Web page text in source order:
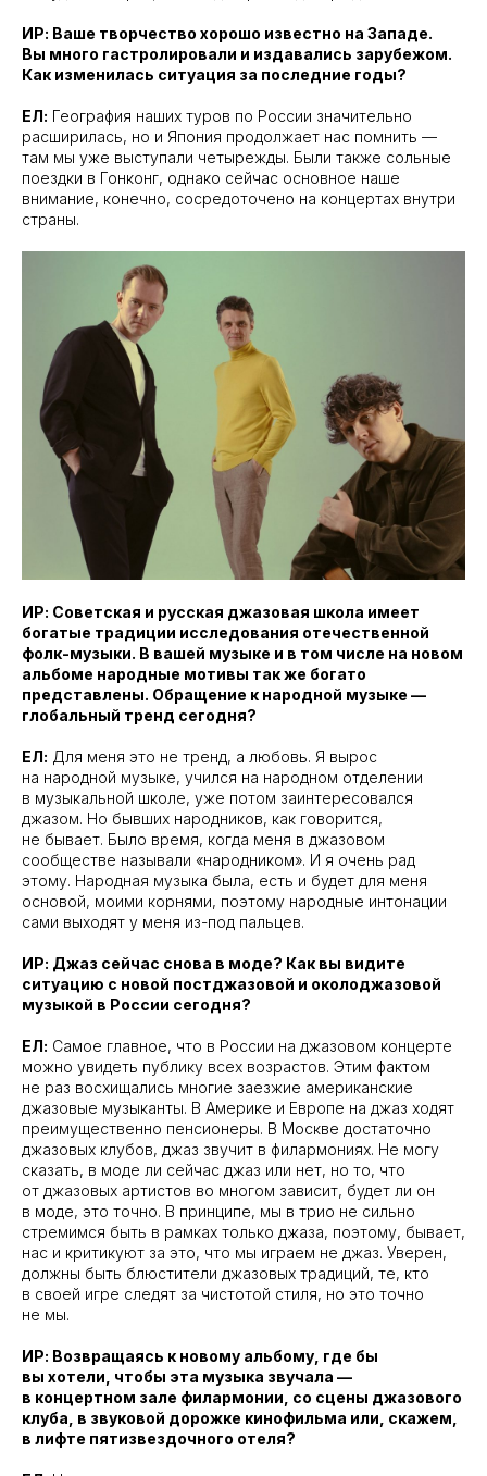
ИР: Ваше творчество хорошо известно на Западе.
Вы много гастролировали и издавались зарубежом.
Как изменилась ситуация за последние годы?
ЕЛ: География наших туров по России значительно
расширилась, но и Япония продолжает нас помнить —
там мы уже выступали четырежды. Были также сольные
поездки в Гонконг, однако сейчас основное наше
внимание, конечно, сосредоточено на концертах внутри
страны.
ИР: Советская и русская джазовая школа имеет
богатые традиции исследования отечественной
фолк-музыки. В вашей музыке и в том числе на новом
альбоме народные мотивы так же богато
представлены. Обращение к народной музыке —
глобальный тренд сегодня?
ЕЛ: Для меня это не тренд, а любовь. Я вырос
на народной музыке, учился на народном отделении
в музыкальной школе, уже потом заинтересовался
джазом. Но бывших народников, как говорится,
не бывает. Было время, когда меня в джазовом
сообществе называли «народником». И я очень рад
этому. Народная музыка была, есть и будет для меня
основой, моими корнями, поэтому народные интонации
сами выходят у меня из-под пальцев.
ИР: Джаз сейчас снова в моде? Как вы видите
ситуацию с новой постджазовой и околоджазовой
музыкой в России сегодня?
ЕЛ: Самое главное, что в России на джазовом концерте
можно увидеть публику всех возрастов. Этим фактом
не раз восхищались многие заезжие американские
джазовые музыканты. В Америке и Европе на джаз ходят
преимущественно пенсионеры. В Москве достаточно
джазовых клубов, джаз звучит в филармониях. Не могу
сказать, в моде ли сейчас джаз или нет, но то, что
от джазовых артистов во многом зависит, будет ли он
в моде, это точно. В принципе, мы в трио не сильно
стремимся быть в рамках только джаза, поэтому, бывает,
нас и критикуют за это, что мы играем не джаз. Уверен,
должны быть блюстители джазовых традиций, те, кто
в своей игре следят за чистотой стиля, но это точно
не мы.
ИР: Возвращаясь к новому альбому, где бы
вы хотели, чтобы эта музыка звучала —
в концертном зале филармонии, со сцены джазового
клуба, в звуковой дорожке кинофильма или, скажем,
в лифте пятизвездочного отеля?